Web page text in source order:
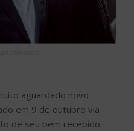
aguardado novo
em 9 de outubro via
de seu bem recebido